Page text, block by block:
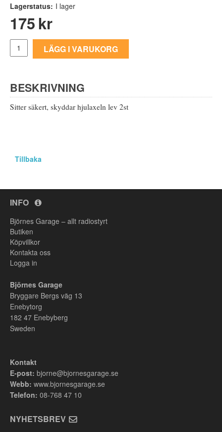
Lagerstatus: I lager
175kr
LÄGG I VARUKORG
BESKRIVNING
Sitter säkert, skyddar hjulaxeln lev 2st
Tillbaka
INFO
Björnes Garage – allt radiostyrt
Butiken
Köpvillkor
Kontakta oss
Logga in
Björnes Garage
Bryggare Bergs väg 13
Enebytorg
182 47 Enebyberg
Sweden
Kontakt
E-post: bjorne@bjornesgarage.se
Webb: www.bjornesgarage.se
Telefon: 08-768 47 10
NYHETSBREV